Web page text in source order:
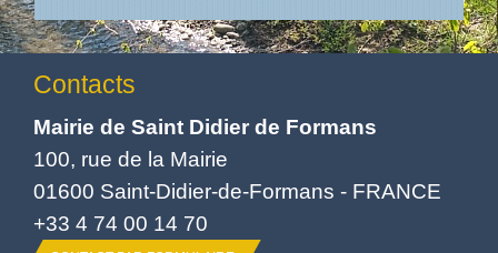
Contacts
Mairie de Saint Didier de Formans
100, rue de la Mairie
01600 Saint-Didier-de-Formans - FRANCE
+33 4 74 00 14 70